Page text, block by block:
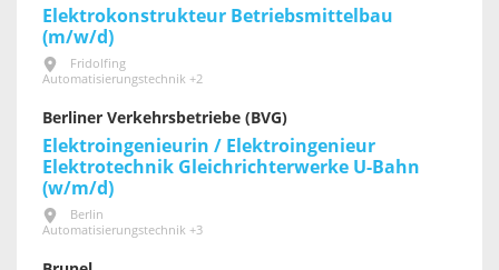
Elektrokonstrukteur Betriebsmittelbau
(m/w/d)
Fridolfing
Automatisierungstechnik +2
Berliner Verkehrsbetriebe (BVG)
Elektroingenieurin / Elektroingenieur
Elektrotechnik Gleichrichterwerke U-Bahn
(w/m/d)
Berlin
Automatisierungstechnik +3